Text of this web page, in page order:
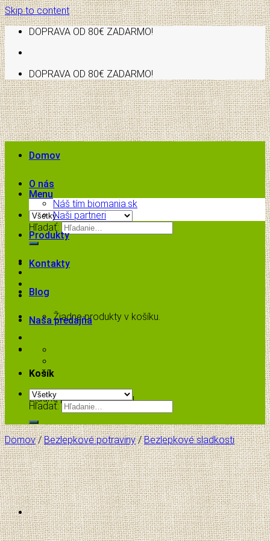
Skip to content
DOPRAVA OD 80€ ZADARMO!
DOPRAVA OD 80€ ZADARMO!
Menu
Hľadať:
Žiadne produkty v košíku.
Košík
Žiadne produkty v košíku.
Domov
O nás
Náš tím biomania.sk
Naši partneri
Produkty
Kontakty
Blog
Naša predajňa
Hľadať:
Domov / Bezlepkové potraviny / Bezlepkové sladkosti